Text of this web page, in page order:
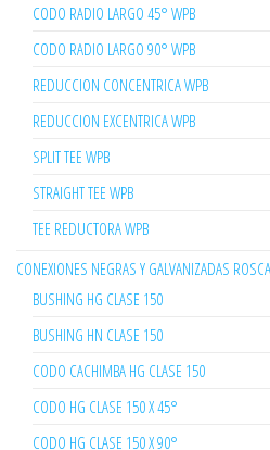
CODO RADIO LARGO 45° WPB
CODO RADIO LARGO 90° WPB
REDUCCION CONCENTRICA WPB
REDUCCION EXCENTRICA WPB
SPLIT TEE WPB
STRAIGHT TEE WPB
TEE REDUCTORA WPB
CONEXIONES NEGRAS Y GALVANIZADAS
BUSHING HG CLASE 150
BUSHING HN CLASE 150
CODO CACHIMBA HG CLASE 150
CODO HG CLASE 150 X 45°
CODO HG CLASE 150 X 90°